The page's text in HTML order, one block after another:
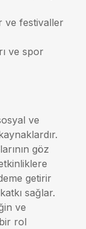
ve festivaller
ve spor
ve
göz
getirir
sağlar.
ve
rol